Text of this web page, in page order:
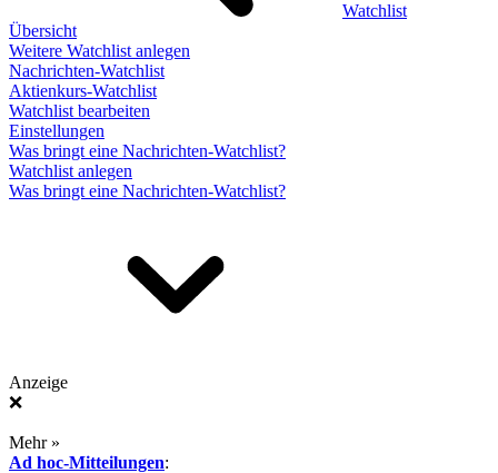
Watchlist
Übersicht
Weitere Watchlist anlegen
Nachrichten-Watchlist
Aktienkurs-Watchlist
Watchlist bearbeiten
Einstellungen
Was bringt eine Nachrichten-Watchlist?
Watchlist anlegen
Was bringt eine Nachrichten-Watchlist?
Anzeige
❌
Mehr »
Ad hoc-Mitteilungen: